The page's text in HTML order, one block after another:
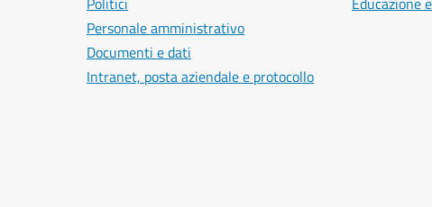
Personale amministrativo
Documenti e dati
Intranet, posta aziendale e protocollo